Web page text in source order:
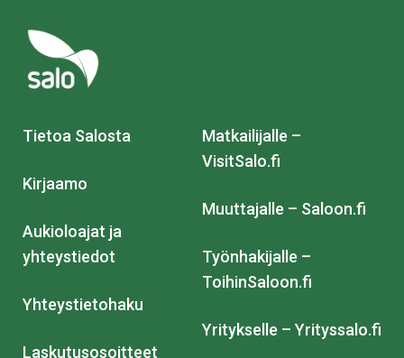
Tietoa Salosta
Kirjaamo
Aukioloajat ja
yhteystiedot
Yhteystietohaku
Laskutusosoitteet
Matkailijalle –
VisitSalo.fi
Muuttajalle – Saloon.fi
Työnhakijalle –
ToihinSaloon.fi
Yritykselle – Yrityssalo.fi